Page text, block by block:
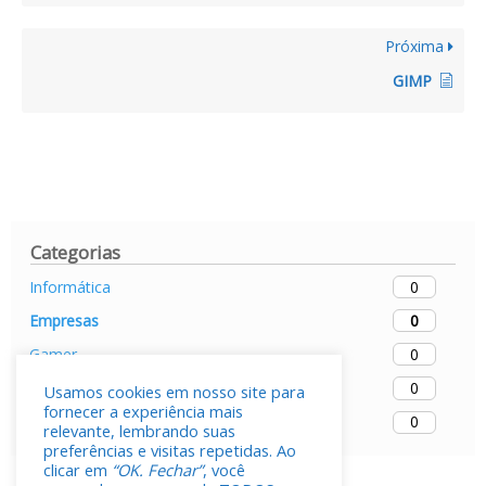
Categorias
Informática
0
Empresas
0
Gamer
0
Mobiles
0
Softwares
0
Próxima
GIMP
Usamos cookies em nosso site para
fornecer a experiência mais
relevante, lembrando suas
preferências e visitas repetidas. Ao
clicar em “OK. Fechar”, você